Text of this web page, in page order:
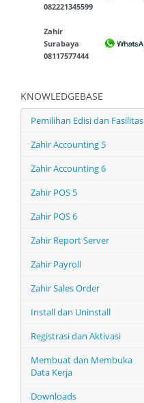
082221345599
Zahir
Surabaya
08117577444
KNOWLEDGEBASE
Pemilihan Edisi dan Fasilitas
Zahir Accounting 5
Zahir Accounting 6
Zahir POS 5
Zahir POS 6
Zahir Report Server
Zahir Payroll
Zahir Sales Order
Install dan Uninstall
Registrasi dan Aktivasi
Membuat dan Membuka
Data Kerja
Downloads